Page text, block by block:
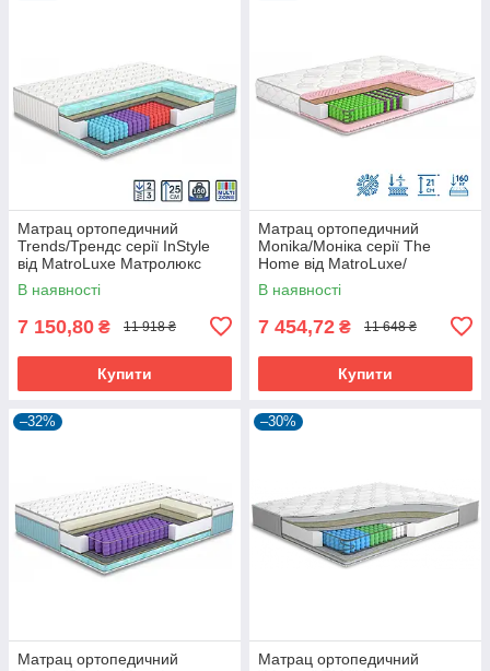
Матрац ортопедичний
Trends/Трендс серії InStyle
від MatroLuxe Матролюкс
В наявності
7 150,80 ₴ 11 918 ₴
Купити
Матрац ортопедичний
Monika/Моніка серії The
Home від MatroLuxe/
Матролюкс
В наявності
7 454,72 ₴ 11 648 ₴
Купити
–32%
Матрац ортопедичний
–30%
Матрац ортопедичний